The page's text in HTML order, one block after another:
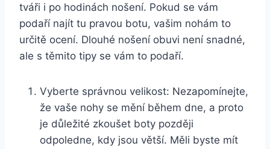
tváři i ⁤po ‍hodinách nošení. Pokud se vám
podaří najít tu pravou​ botu, vašim nohám to
určitě⁣ ocení. Dlouhé nošení obuvi ‌není snadné,
ale s těmito tipy se vám ‍to podaří.
Vyberte správnou velikost: Nezapomínejte,
⁤že ⁣vaše nohy se mění ⁢během dne, a proto
je důležité⁢ zkoušet boty později
odpoledne, kdy jsou větší. Měli byste mít